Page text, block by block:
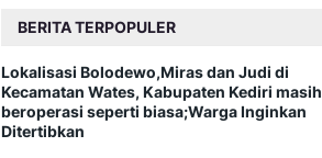
BERITA TERPOPULER
Lokalisasi Bolodewo,Miras dan Judi di
Kecamatan Wates, Kabupaten Kediri masih
beroperasi seperti biasa;Warga Inginkan
Ditertibkan